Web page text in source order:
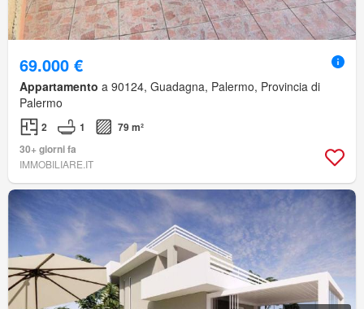
69.000 €
Appartamento a 90124, Guadagna, Palermo, Provincia di
Palermo
2 1
79 m²
30+ giorni fa
IMMOBILIARE.IT